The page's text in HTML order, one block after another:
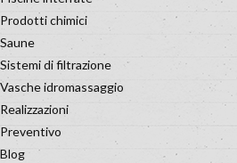
Prodotti chimici
Saune
Sistemi di filtrazione
Vasche idromassaggio
Realizzazioni
Preventivo
Blog